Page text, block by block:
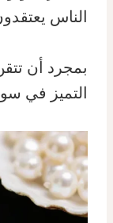
الناس
بمجرد أن
التميز في